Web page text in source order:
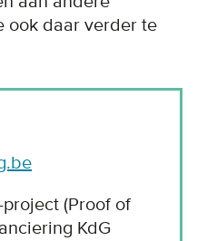
ook daar verder te
(Proof of
KdG